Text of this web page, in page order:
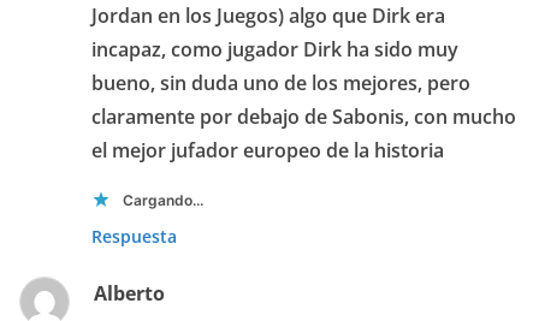
Jordan en los Juegos) algo que Dirk era
incapaz, como jugador Dirk ha sido muy
bueno, sin duda uno de los mejores, pero
claramente por debajo de Sabonis, con mucho
el mejor jufador europeo de la historia
Cargando...
Respuesta
Alberto